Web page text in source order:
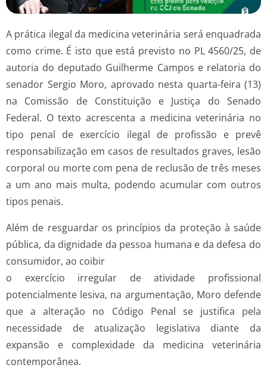
A prática ilegal da medicina veterinária será enquadrada
como crime. É isto que está previsto no PL 4560/25, de
autoria do deputado Guilherme Campos e relatoria do
senador Sergio Moro, aprovado nesta quarta-feira (13)
na Comissão de Constituição e Justiça do Senado
Federal. O texto acrescenta a medicina veterinária no
tipo penal de exercício ilegal de profissão e prevê
responsabilização em casos de resultados graves, lesão
corporal ou morte com pena de reclusão de três meses
a um ano mais multa, podendo acumular com outros
tipos penais.
Além de resguardar os princípios da proteção à saúde
pública, da dignidade da pessoa humana e da defesa do
consumidor, ao coibir
o exercício irregular de atividade profissional
potencialmente lesiva, na argumentação, Moro defende
que a alteração no Código Penal se justifica pela
necessidade de atualização legislativa diante da
expansão e complexidade da medicina veterinária
contemporânea.